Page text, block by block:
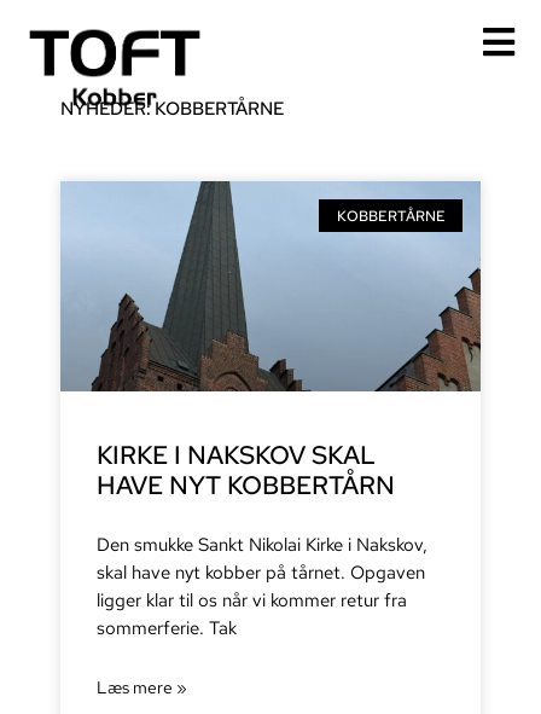
indholdet
NYHEDER: KOBBERTÅRNE
KOBBERTÅRNE
KIRKE I NAKSKOV SKAL
HAVE NYT KOBBERTÅRN
Den smukke Sankt Nikolai Kirke i Nakskov,
skal have nyt kobber på tårnet. Opgaven
ligger klar til os når vi kommer retur fra
sommerferie. Tak
Læs mere »